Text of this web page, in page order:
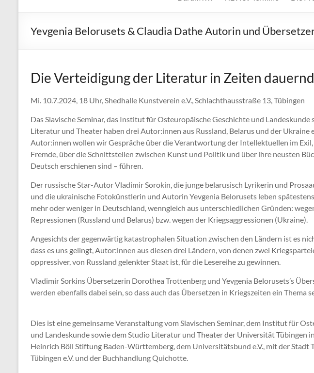
Yevgenia Belorusets & Claudia Dathe Autorin und
Die Verteidigung der Literatur in Zeiten
Mi. 10.7.2024, 18 Uhr, Shedhalle Kunstverein e.V., Schlachthausstraße 13, Tübingen
Das Slavische Seminar, das Institut für Osteuropäische Geschichte und Landeskunde
Literatur und Theater haben drei Autor:innen aus Russland, Belarus und der Ukraine
Autor:innen wollen wir Gespräche über die Verantwortung der Intellektuellen im Exil,
Fremde, über die Schnittstellen zwischen Kunst und Politik und über ihre neusten
Deutsch erschienen sind – führen.
Der russische Star-Autor Vladimir Sorokin, die junge belarusisch Lyrikerin und
und die ukrainische Fotokünstlerin und Autorin Yevgenia Belorusets leben
mehr oder weniger in Deutschland, wenngleich aus unterschiedlichen Gründen:
Repressionen (Russland und Belarus) bzw. wegen der Kriegsaggressionen (Ukraine).
Angesichts der gegenwärtig katastrophalen Situation zwischen den Ländern ist es
dass es uns gelingt, Autor:innen aus diesen drei Ländern, von denen zwei
oppressiver, von Russland gelenkter Staat ist, für die Lesereihe zu gewinnen.
Vladimir Sorkins Übersetzerin Dorothea Trottenberg und Yevgenia Belorusets’s
werden ebenfalls dabei sein, so dass auch das Übersetzen in Kriegszeiten ein Thema
Dies ist eine gemeinsame Veranstaltung vom Slavischen Seminar, dem Institut für
und Landeskunde sowie dem Studio Literatur und Theater der Universität Tübingen
Heinrich Böll Stiftung Baden-Württemberg, dem Universitätsbund e.V., mit der Stadt
Tübingen e.V. und der Buchhandlung Quichotte.